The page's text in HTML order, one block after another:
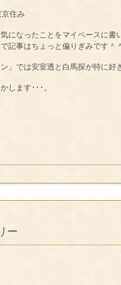
京住み
になったことをマイペースに書
記事はちょっと偏りぎみです＾
」では安室透と白馬探が特に好
します･･･。
ー